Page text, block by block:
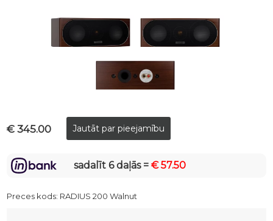
€ 345.00
sadalīt 6 daļās =€ 57.50
Preces kods: RADIUS 200 Walnut